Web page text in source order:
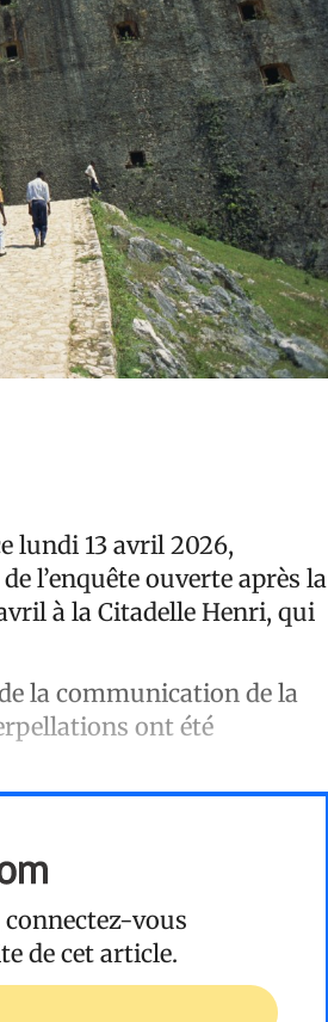
lundi 13 avril 2026,
l’enquête ouverte après la
à la Citadelle Henri, qui
la communication de la
ont été
connectez-vous
de cet article.